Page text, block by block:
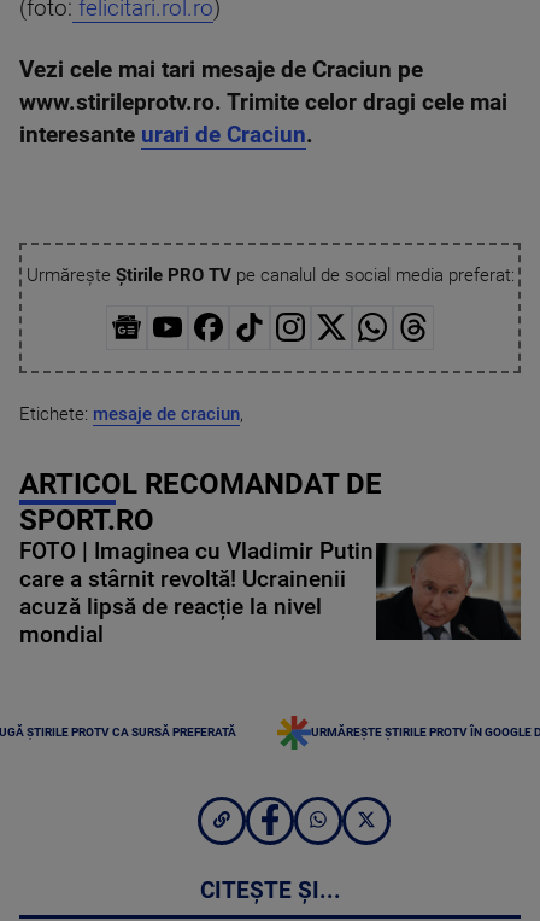
(foto: felicitari.rol.ro)
Vezi cele mai tari mesaje de Craciun pe
www.stirileprotv.ro. Trimite celor dragi cele mai
interesante urari de Craciun.
Urmărește Știrile PRO TVpe canalul de social media preferat:
Etichete: mesaje de craciun,
ARTICOL RECOMANDAT DE
SPORT.RO
FOTO | Imaginea cu Vladimir Putin
care a stârnit revoltă! Ucrainenii
acuză lipsă de reacție la nivel
mondial
ȘTIRILE PROTV CA SURSĂ PREFERATĂ URMĂREȘTE ȘTIRILE PROTV ÎN GOOGLE
CITEȘTE ȘI...